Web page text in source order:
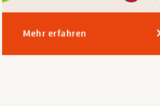
Mehr erfahren